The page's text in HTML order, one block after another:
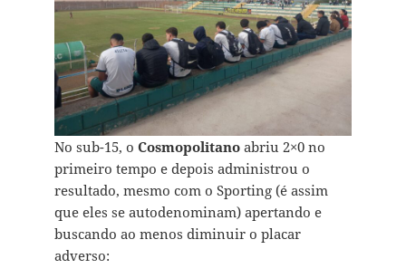
No sub-15, o Cosmopolitanoabriu 2×0 no
primeiro tempo e depois administrou o
resultado, mesmo com o Sporting (é assim
que eles se autodenominam) apertando e
buscando ao menos diminuir o placar
adverso: